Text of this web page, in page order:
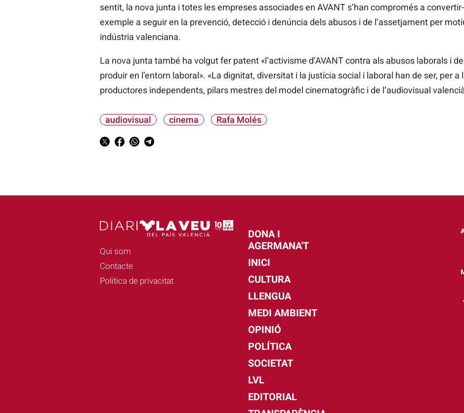
sentit, la nova junta i totes les empreses associades en AVANT s’han compromés a
exemple a seguir en la prevenció, detecció i denúncia dels abusos i de l’assetjament per
indústria valenciana.
La nova junta també ha volgut fer patent «l’activisme d’AVANT contra als abusos laborals i
produir en l’entorn laboral». «La dignitat, diversitat i la justícia social i laboral han de ser, per a
productores independents, pilars mestres del model cinematogràfic i de l’audiovisual
audiovisual cinema Rafa Molés
Qui som
Contacte
Política de privacitat
DONA I
AGERMANA'T
INICI
CULTURA
LLENGUA
MEDI AMBIENT
OPINIÓ
POLÍTICA
SOCIETAT
LVL
EDITORIAL